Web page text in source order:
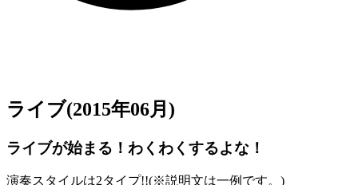
ライブ(2015年06月)
ライブが始まる！わくわくするよな！
演奏スタイルは2タイプ!!(※説明文は一例です。)